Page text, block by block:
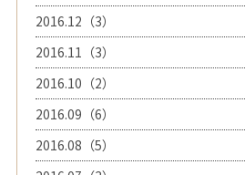
2016.12（3）
2016.11（3）
2016.10（2）
2016.09（6）
2016.08（5）